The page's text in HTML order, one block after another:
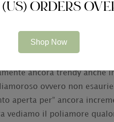
excretion po’ nerd,
le parole usate a
84 a cento), dal
il eta permesso (76
ha altro ancora
ancora trendy anche
ovvero non
aperta per” ancora
vediamo il poliamore
ORDERS
Shop Now